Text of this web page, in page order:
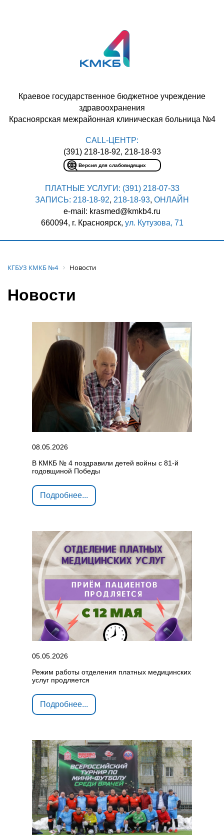
CALL-ЦЕНТР:
(391) 218-18-92, 218-18-93
Версия для слабовидящих
Краевое государственное бюджетное учреждение
здравоохранения
Красноярская межрайонная клиническая больница №4
ПЛАТНЫЕ УСЛУГИ: (391) 218-07-33
ЗАПИСЬ: 218-18-92, 218-18-93, ОНЛАЙН
e-mail: krasmed@kmkb4.ru
660094, г. Красноярск, ул. Кутузова, 71
КГБУЗ КМКБ №4 Новости
Новости
08.05.2026
В КМКБ № 4 поздравили детей войны с 81‑й
годовщиной Победы
Подробнее...
05.05.2026
Режим работы отделения платных медицинских
услуг продляется
Подробнее...